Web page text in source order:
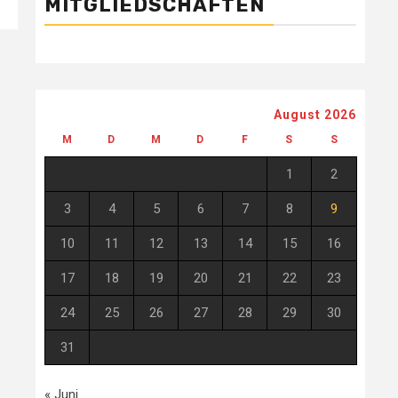
August 2026
M D M D F S S
1 2
3 4 5 6 7 8 9
10 11 12 13 14 15 16
17 18 19 20 21 22 23
24 25 26 27 28 29 30
31
« Juni